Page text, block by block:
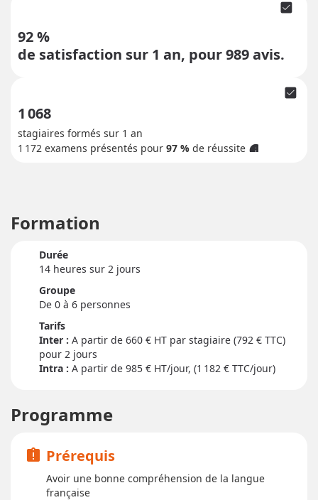
92 %
de satisfaction sur 1 an, pour989avis.
check_box
check_box
1 068
stagiaires formés sur 1 an
1 172 examens présentés pour 97 % de réussite info
Formation
Durée
14 heures sur 2 jours
Groupe
De 0 à 6 personnes
Tarifs
Inter :
660 € HT par stagiaire (792 € TTC)
pour 2 jours
Intra : A partir de 985 € HT/jour, (1 182 € TTC/jour)
Programme
assignment_late Prérequis
Avoir une bonne compréhension de la langue
française